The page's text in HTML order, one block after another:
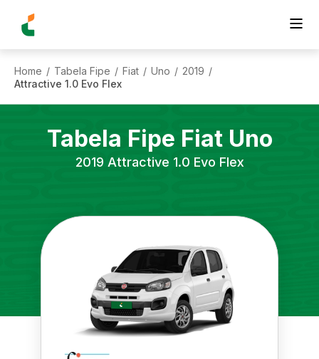
Home / Tabela Fipe / Fiat / Uno / 2019 /
Attractive 1.0 Evo Flex
Tabela Fipe Fiat Uno
2019 Attractive 1.0 Evo Flex